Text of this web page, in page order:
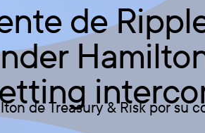
de
de Treasury & Risk por su